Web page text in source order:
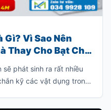
Gì? Vì Sao Nên
Thay Cho Bạt Che
sẽ phát sinh ra rất nhiều
kỹ các vật dụng trong